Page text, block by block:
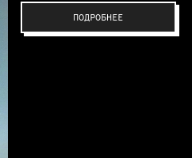
ПОДРОБНЕЕ